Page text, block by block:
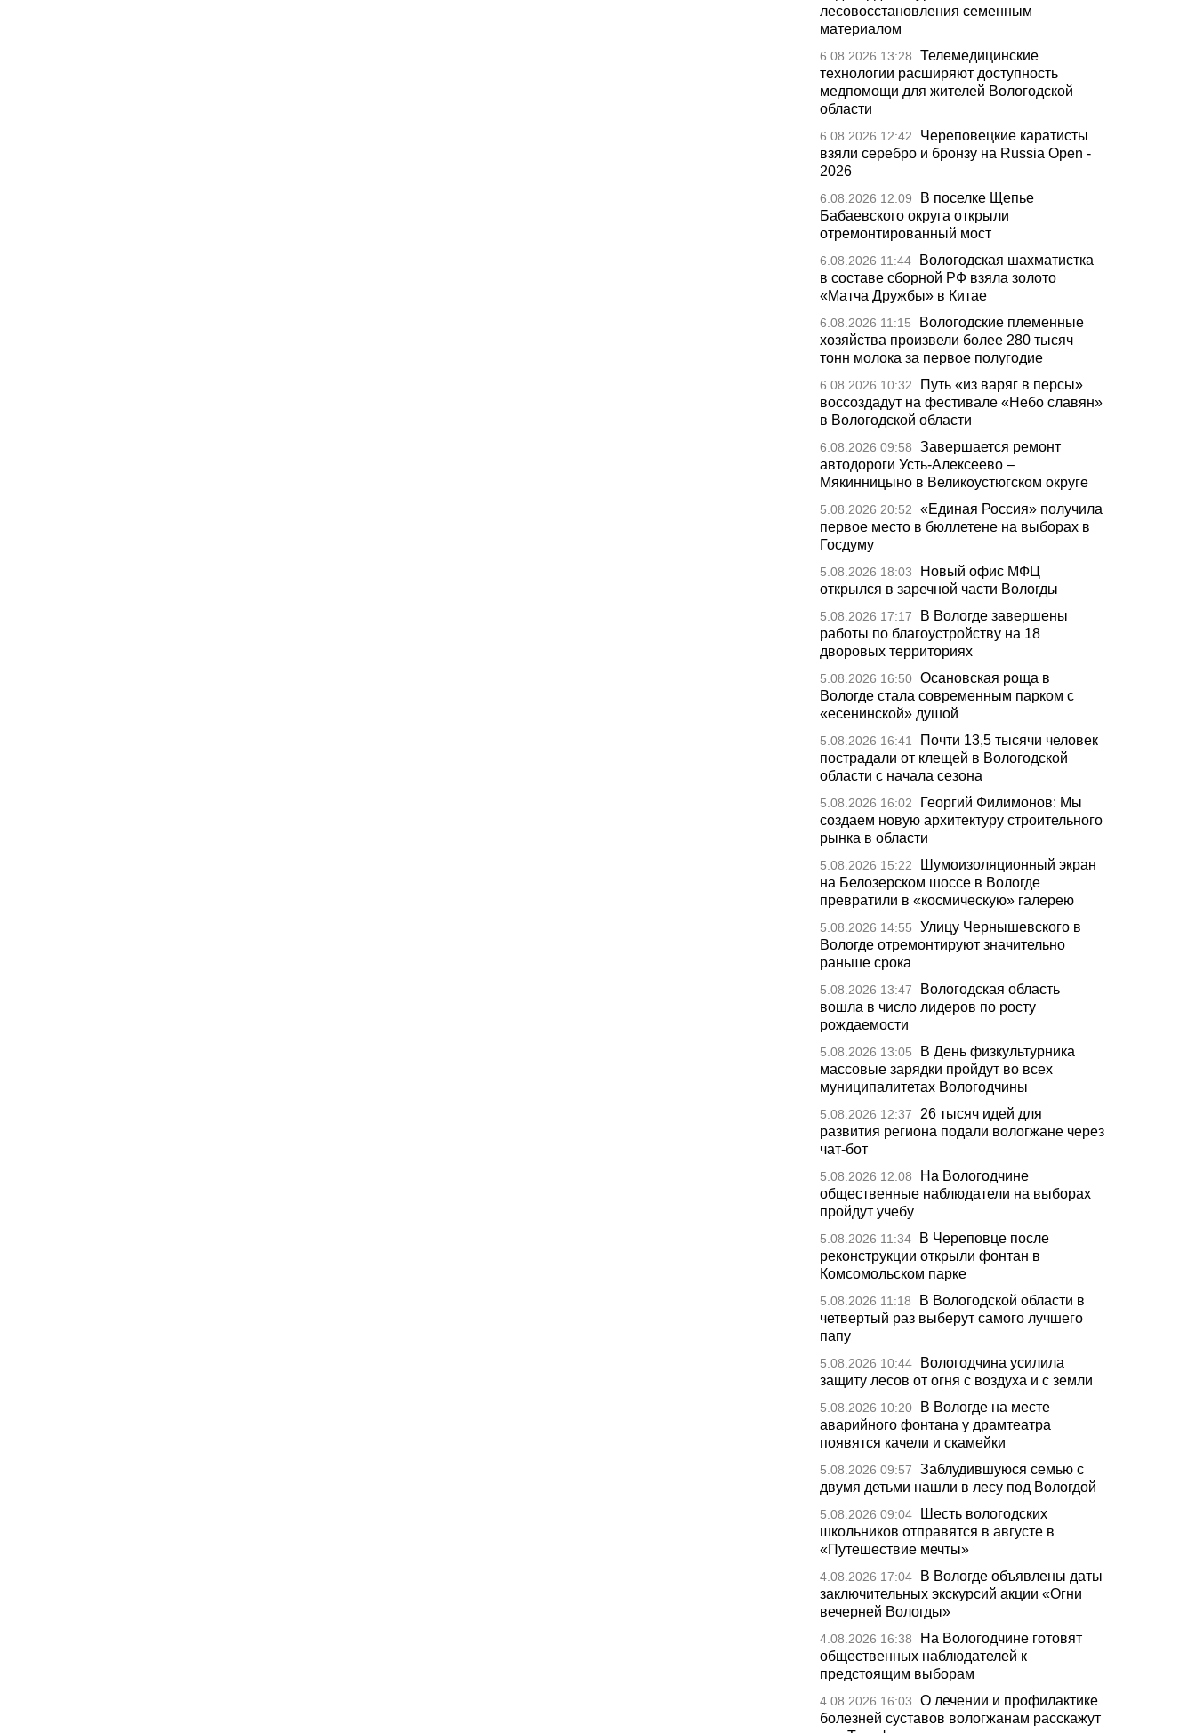
лесовосстановления семенным
материалом
6.08.2026 13:28
Телемедицинские
технологии расширяют доступность
медпомощи для жителей Вологодской
области
6.08.2026 12:42
Череповецкие каратисты
взяли серебро и бронзу на Russia Open -
2026
6.08.2026 12:09
В поселке Щепье
Бабаевского округа открыли
отремонтированный мост
6.08.2026 11:44
Вологодская шахматистка
в составе сборной РФ взяла золото
«Матча Дружбы» в Китае
6.08.2026 11:15
Вологодские племенные
хозяйства произвели более 280 тысяч
тонн молока за первое полугодие
6.08.2026 10:32
Путь «из варяг в персы»
воссоздадут на фестивале «Небо славян»
в Вологодской области
6.08.2026 09:58
Завершается ремонт
автодороги Усть-Алексеево –
Мякинницыно в Великоустюгском округе
5.08.2026 20:52
«Единая Россия» получила
первое место в бюллетене на выборах в
Госдуму
5.08.2026 18:03
Новый офис МФЦ
открылся в заречной части Вологды
5.08.2026 17:17
В Вологде завершены
работы по благоустройству на 18
дворовых территориях
5.08.2026 16:50 Осановская роща в
Вологде стала современным парком с
«есенинской» душой
5.08.2026 16:41
Почти 13,5 тысячи человек
пострадали от клещей в Вологодской
области с начала сезона
5.08.2026 16:02
Георгий Филимонов: Мы
создаем новую архитектуру строительного
рынка в области
5.08.2026 15:22
Шумоизоляционный экран
на Белозерском шоссе в Вологде
превратили в «космическую» галерею
5.08.2026 14:55
Улицу Чернышевского в
Вологде отремонтируют значительно
раньше срока
5.08.2026 13:47
Вологодская область
вошла в число лидеров по росту
рождаемости
5.08.2026 13:05
В День физкультурника
массовые зарядки пройдут во всех
муниципалитетах Вологодчины
5.08.2026 12:37
26 тысяч идей для
развития региона подали вологжане через
чат-бот
5.08.2026 12:08
На Вологодчине
общественные наблюдатели на выборах
пройдут учебу
5.08.2026 11:34
В Череповце после
реконструкции открыли фонтан в
Комсомольском парке
5.08.2026 11:18
В Вологодской области в
четвертый раз выберут самого лучшего
папу
5.08.2026 10:44
Вологодчина усилила
защиту лесов от огня с воздуха и с земли
5.08.2026 10:20
В Вологде на месте
аварийного фонтана у драмтеатра
появятся качели и скамейки
5.08.2026 09:57
Заблудившуюся семью с
двумя детьми нашли в лесу под Вологдой
5.08.2026 09:04
Шесть вологодских
школьников отправятся в августе в
«Путешествие мечты»
4.08.2026 17:04
В Вологде объявлены даты
заключительных экскурсий акции «Огни
вечерней Вологды»
4.08.2026 16:38
На Вологодчине готовят
общественных наблюдателей к
предстоящим выборам
4.08.2026 16:03
О лечении и профилактике
болезней суставов вологжанам расскажут